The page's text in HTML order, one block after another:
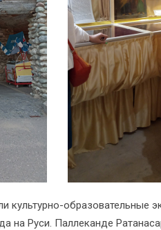
культурно-образовательные
на Руси. Паллеканде